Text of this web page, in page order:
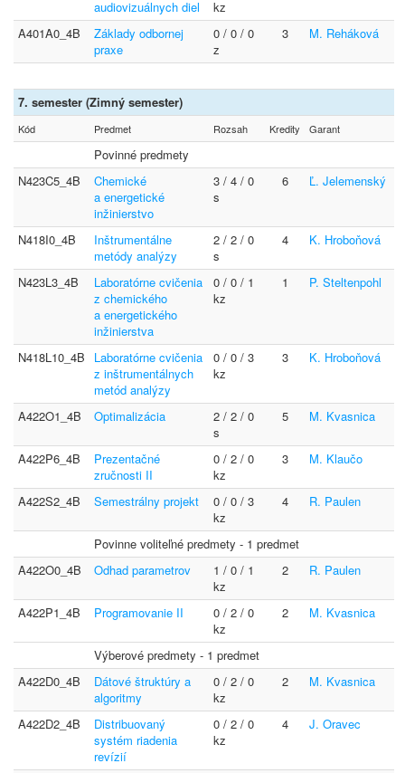
audiovizuálnych diel
kz
A401A0_4B
Základy odbornej
praxe
0 / 0 / 0
z
3 M. Reháková
7. semester (Zimný semester)
Kód Predmet Rozsah Kredity Garant
Povinné predmety
N423C5_4B
Chemické
a energetické
inžinierstvo
3 / 4 / 0
s
6 Ľ. Jelemenský
N418I0_4B
Inštrumentálne
metódy analýzy
2 / 2 / 0
s
4 K. Hroboňová
N423L3_4B
Laboratórne cvičenia
z chemického
a energetického
inžinierstva
0 / 0 / 1
kz
1 P. Steltenpohl
N418L10_4B
Laboratórne cvičenia
z inštrumentálnych
metód analýzy
0 / 0 / 3
kz
3 K. Hroboňová
A422O1_4B Optimalizácia
2 / 2 / 0
s
5 M. Kvasnica
A422P6_4B
Prezentačné
zručnosti II
0 / 2 / 0
kz
3 M. Klaučo
A422S2_4B Semestrálny projekt
0 / 0 / 3
kz
4 R. Paulen
Povinne voliteľné predmety - 1 predmet
A422O0_4B
Odhad parametrov
1 / 0 / 1
kz
2 R. Paulen
A422P1_4B Programovanie II
0 / 2 / 0
kz
2 M. Kvasnica
Výberové predmety - 1 predmet
A422D0_4B
Dátové štruktúry a
algoritmy
0 / 2 / 0
kz
2 M. Kvasnica
A422D2_4B
Distribuovaný
systém riadenia
revízií
0 / 2 / 0
kz
4 J. Oravec